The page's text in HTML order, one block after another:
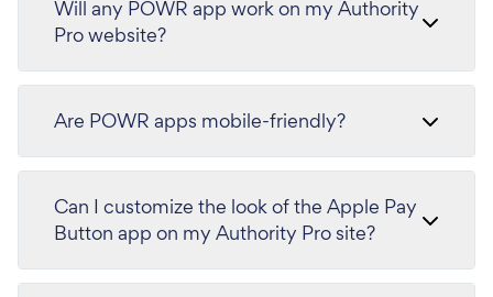
Will any POWR app work on my Authority
Pro website?
Are POWR apps mobile-friendly?
Can I customize the look of the Apple Pay
Button app on my Authority Pro site?